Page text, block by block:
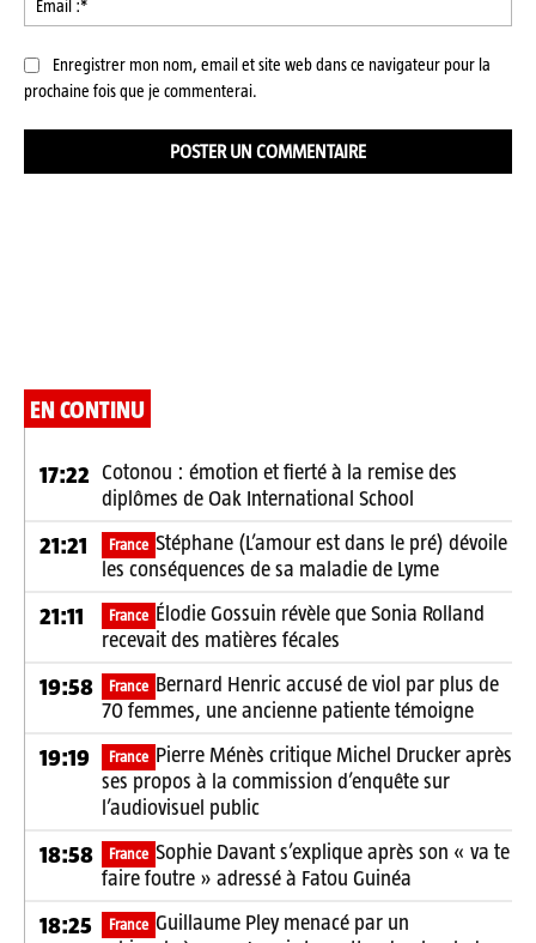
:*
Enregistrer mon nom, email et site web dans ce navigateur pour la
prochaine fois que je commenterai.
EN CONTINU
17:22 Cotonou : émotion et fierté à la remise des
diplômes de Oak International School
21:21 France Stéphane (L’amour est dans le pré) dévoile
les conséquences de sa maladie de Lyme
21:11 France Élodie Gossuin révèle que Sonia Rolland
recevait des matières fécales
19:58 France Bernard Henric accusé de viol par plus de
70 femmes, une ancienne patiente témoigne
19:19 France Pierre Ménès critique Michel Drucker après
ses propos à la commission d’enquête sur
l’audiovisuel public
18:58 France Sophie Davant s’explique après son « va te
faire foutre » adressé à Fatou Guinéa
18:25 France Guillaume Pley menacé par un